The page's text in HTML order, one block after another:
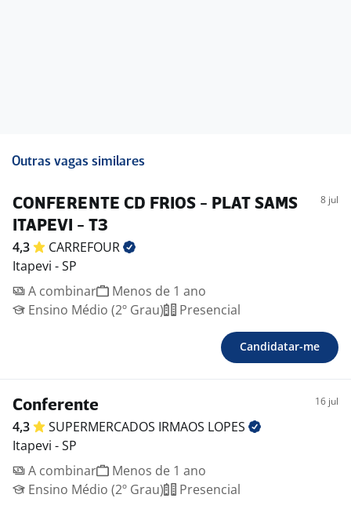
-. Assistência Médica e Odontológica
Outras vagas similares
CONFERENTE CD FRIOS - PLAT SAMS
ITAPEVI - T3
8 jul
4,3
CARREFOUR
Itapevi - SP
A combinar
Menos de 1 ano
Ensino Médio (2º Grau)
Presencial
Candidatar-me
Conferente 16 jul
4,3 SUPERMERCADOS IRMAOS LOPES
Itapevi - SP
A combinar
Menos de 1 ano
Ensino Médio (2º Grau)
Presencial